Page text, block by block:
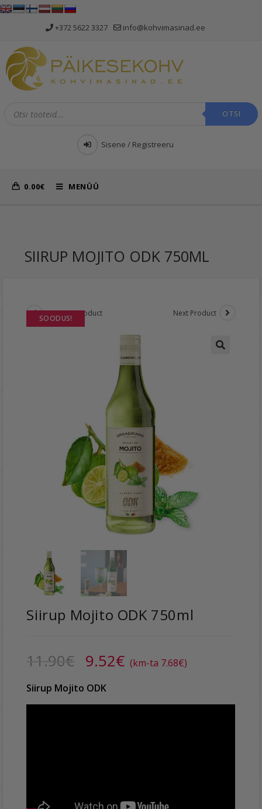
+372 5622 3327 info@kohvimasinad.ee
OTSI
Sisene / Registreeru
0.00€ MENÜÜ
SIIRUP MOJITO ODK 750ML
SOODUS!
Previous Product Next Product
Siirup Mojito ODK 750ml
11.90€ 9.52€ (km-ta 7.68€)
Siirup Mojito ODK